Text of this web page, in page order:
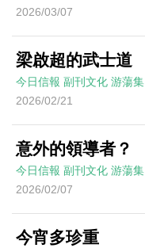
2026/03/07
梁啟超的武士道
今日信報 副刊文化 游蕩集
2026/02/21
意外的領導者？
今日信報 副刊文化 游蕩集
2026/02/07
今宵多珍重